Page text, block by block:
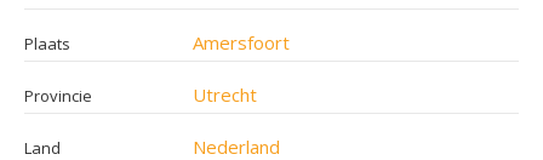
Plaats Amersfoort
Provincie Utrecht
Land Nederland